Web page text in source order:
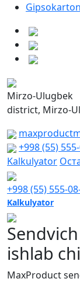
Mirzo-Ulugbek
district, Mirzo-
+998 (55)
Kalkulyator
+998 (55) 555-
Kalkulyator
ishlab
MaxProduct